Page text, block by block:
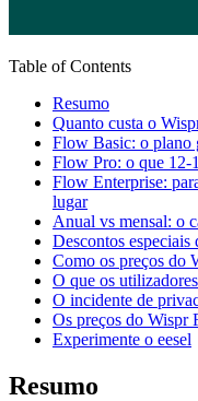
Table of Contents
Resumo
Quanto custa o
Flow Basic: o plano
Flow Pro: o que 12-
Flow Enterprise:
lugar
Anual vs mensal: o
Descontos especiais
Como os preços do
O que os
O incidente de
Os preços do Wispr
Experimente o eesel
Resumo